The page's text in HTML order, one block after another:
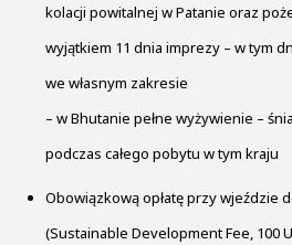
kolacji powitalnej w Patanie oraz
wyjątkiem 11 dnia imprezy – w tym
we własnym zakresie
– w Bhutanie pełne wyżywienie –
podczas całego pobytu w tym kraju
Obowiązkową opłatę przy wjeździe
(Sustainable Development Fee, 100